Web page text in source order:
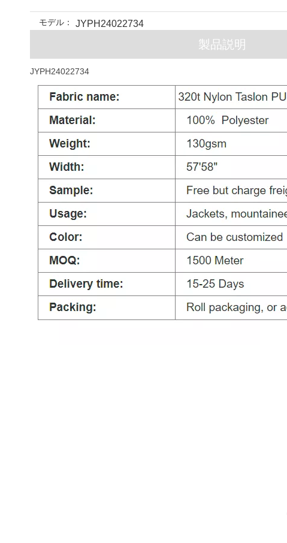
モデル： JYPH24022734
製品説明
JYPH24022734